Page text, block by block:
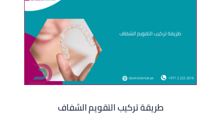
طريقة تركيب التقويم الشفاف​